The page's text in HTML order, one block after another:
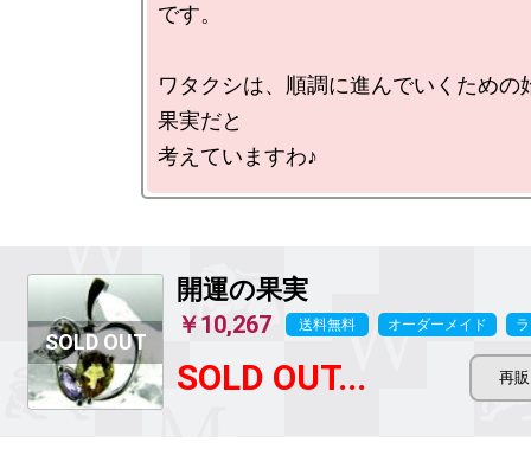
です。
ワタクシは、順調に進んでいくための
果実だと
開運の果実
￥10,267 送料無料 オーダーメイド
SOLD OUT...